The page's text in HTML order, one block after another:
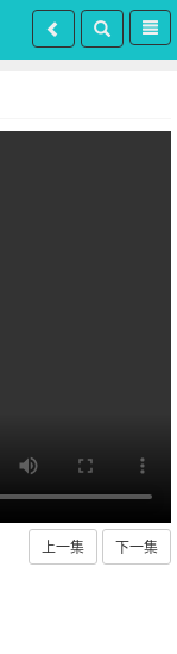
上一集 下一集